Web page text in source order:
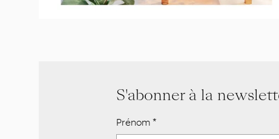
S'abonner à la
Prénom *